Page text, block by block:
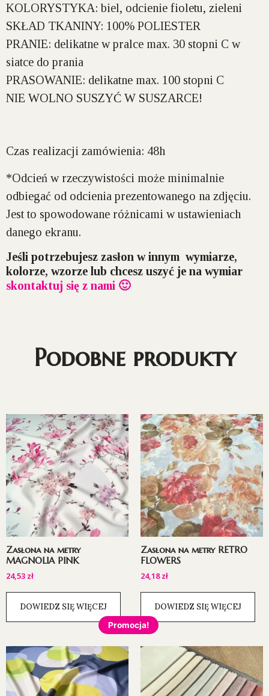
KOLORYSTYKA: biel, odcienie fioletu, zieleni
SKŁAD TKANINY: 100% POLIESTER
PRANIE: delikatne w pralce max. 30 stopni C w
siatce do prania
PRASOWANIE: delikatne max. 100 stopni C
NIE WOLNO SUSZYĆ W SUSZARCE!
Czas realizacji zamówienia: 48h
*Odcień w rzeczywistości może minimalnie
odbiegać od odcienia prezentowanego na zdjęciu.
Jest to spowodowane różnicami w ustawieniach
danego ekranu.
Jeśli potrzebujesz zasłon w innym wymiarze,
kolorze, wzorze lub chcesz uszyć je na wymiar
skontaktuj się z nami 🙂
Podobne produkty
Zasłona na metry
MAGNOLIA PINK
24,53 zł
DOWIEDZ SIĘ WIĘCEJ
Zasłona na metry RETRO
FLOWERS
24,18zł
DOWIEDZ SIĘ WIĘCEJ
Promocja!